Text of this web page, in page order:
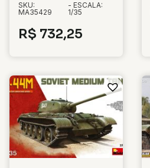
SKU:
MA35429
- ESCALA:
1/35
R$ 732,25